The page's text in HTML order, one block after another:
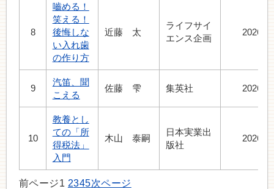
8
嚙める！
笑える！
後悔しな
い入れ歯
の作り方
近藤 太
ライフサイ
エンス企画
2026.7
9
汽笛、聞
こえる
佐藤 雫 集英社 2026.7
10
教養とし
ての「所
得税法」
入門
木山 泰嗣
日本実業出
版社
2026.7
前ページ1 2345次ページ